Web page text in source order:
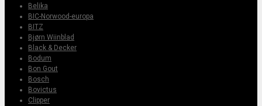
Belika
BIC-Norwood-europa
BITZ
Bjørn Wiinblad
Black & Decker
Bodum
Bon Gout
Bosch
Bovictus
Clipper